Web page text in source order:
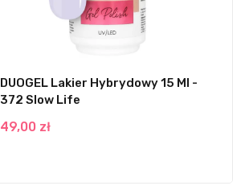
DUOGEL Lakier Hybrydowy 15 Ml -
372 Slow Life
49,00 zł